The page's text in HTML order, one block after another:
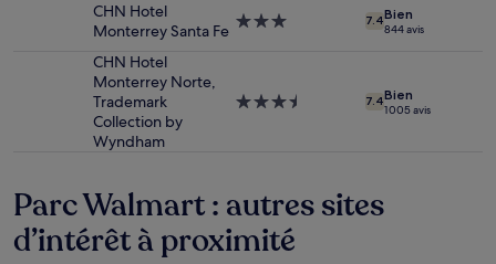
susceptibles
conditions
supplémentaires
CHN Hotel
Monterrey Santa Fe Hébergement
7.4Bien
844 avis
CHN Hotel
Monterrey Norte,
Trademark
Collection by
Wyndham
Hébergement
7.4Bien
1 005 avis
Parc Walmart : autres sites
d’intérêt à proximité